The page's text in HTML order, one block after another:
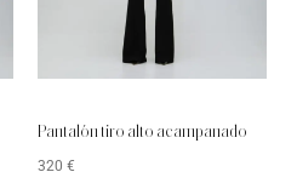
Pantalón tiro alto acampanado
320 €